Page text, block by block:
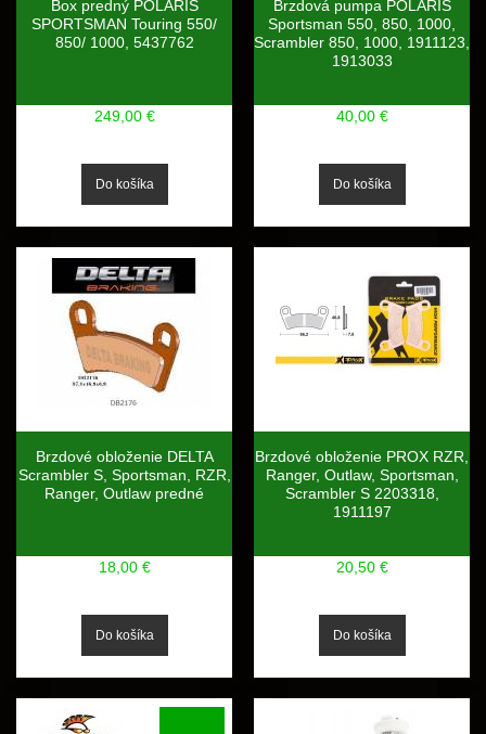
Box predný POLARIS
SPORTSMAN Touring 550/
850/ 1000, 5437762
249,00 €
Brzdová pumpa POLARIS
Sportsman 550, 850, 1000,
Scrambler 850, 1000, 1911123,
1913033
40,00 €
Brzdové obloženie DELTA
Scrambler S, Sportsman, RZR,
Ranger, Outlaw predné
18,00 €
Brzdové obloženie PROX RZR,
Ranger, Outlaw, Sportsman,
Scrambler S 2203318,
1911197
20,50 €